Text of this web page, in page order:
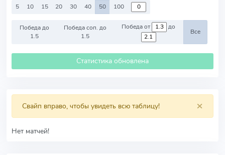
5 10 15 20 30 40 50 100
Победа до
1.5
Победа соп. до
1.5
Победа от до
Все
Статистика обновлена
×
Свайп вправо, чтобы увидеть всю таблицу!
Нет матчей!